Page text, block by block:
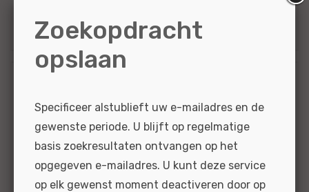
Autotechnicus Kia en
Nissan - Heerlen
Voor onze Hedin Automotive vestiging in
Heerlen zijn wij op zoek naar een
Zoekopdracht
opslaan
Specificeer alstublieft uw e-mailadres en de
gewenste periode. U blijft op regelmatige
basis zoekresultaten ontvangen op het
opgegeven e-mailadres. U kunt deze service
op elk gewenst moment deactiveren door op